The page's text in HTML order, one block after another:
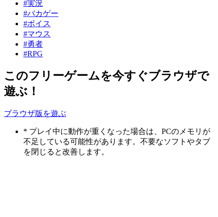
#実況
#バカゲー
#ボイス
#マウス
#勇者
#RPG
このフリーゲームを今すぐブラウザで
遊ぶ！
ブラウザ版を遊ぶ
* プレイ中に動作が重くなった場合は、PCのメモリが
不足している可能性があります。不要なソフトやタブ
を閉じると改善します。